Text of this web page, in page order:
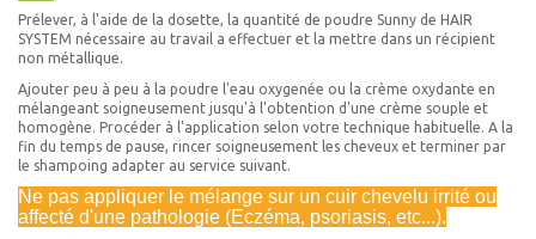
Prélever, à l'aide de la dosette, la quantité de poudre Sunny de HAIR
SYSTEM nécessaire au travail a effectuer et la mettre dans un récipient
non métallique.
Ajouter peu à peu à la poudre l'eau oxygenée ou la crème oxydante en
mélangeant soigneusement jusqu'à l'obtention d'une crème souple et
homogène. Procéder à l'application selon votre technique habituelle. A la
fin du temps de pause, rincer soigneusement les cheveux et terminer par
le shampoing adapter au service suivant.
Ne pas appliquer le mélange sur un cuir chevelu irrité ou
affecté d'une pathologie (Eczéma, psoriasis, etc...).